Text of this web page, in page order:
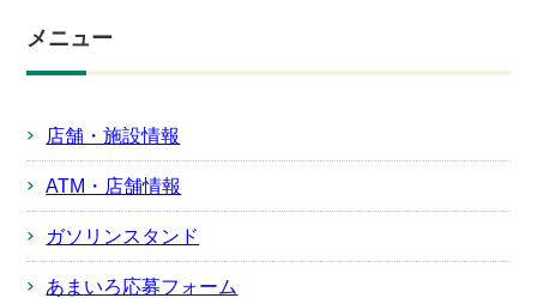
メニュー
店舗・施設情報
ATM・店舗情報
ガソリンスタンド
あまいろ応募フォーム